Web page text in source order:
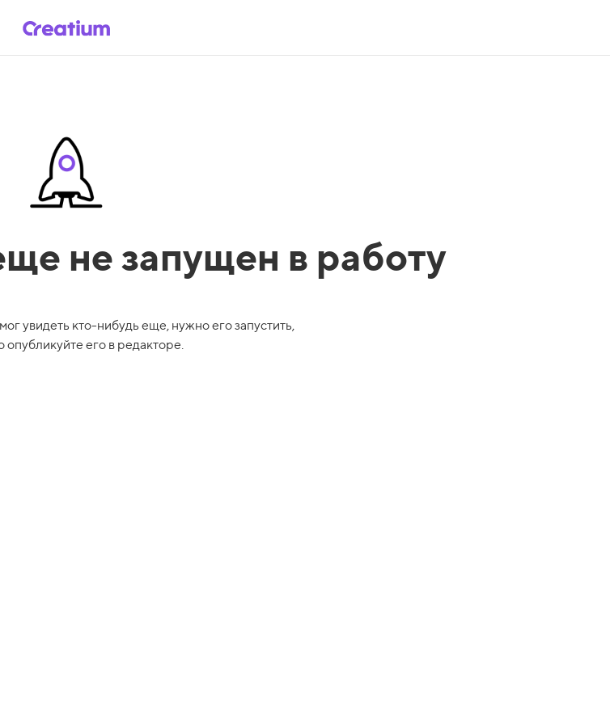
не запущен в работу
увидеть кто-нибудь еще, нужно его запустить,
опубликуйте его в редакторе.